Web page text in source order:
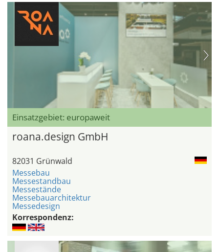
Einsatzgebiet: europaweit
roana.design GmbH
82031 Grünwald
Messebau
Messestandbau
Messestände
Messebauarchitektur
Messedesign
Korrespondenz: